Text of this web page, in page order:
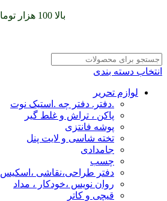
بالا 100 هزار تومان
انتخاب دسته بندی
لوازم تحریر
.دفتر. دفتر چه .استیک نوت
پاکن ، تراش و غلط گیر
پوشه فانتزی
تخته شاسی و لایت پنل
جامدادی
چسب
دفتر طراحی،نقاشی ،اسکیس
روان نویس ،خودکار ، مداد
قیچی و کاتر